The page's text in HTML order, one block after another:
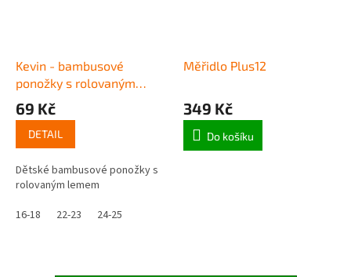
Kevin - bambusové
ponožky s rolovaným
lemem
69 Kč
DETAIL
Dětské bambusové ponožky s
rolovaným lemem
16-18
22-23 24-25
Měřidlo Plus12
349 Kč
Do košíku